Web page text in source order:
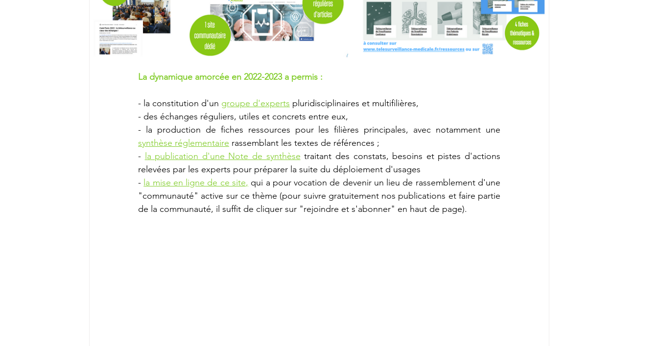
La dynamique amorcée en 2022-2023 a permis :
- la constitution d'un groupe d'experts pluridisciplinaires et multifilières,
- des échanges réguliers, utiles et concrets entre eux,
synthèse réglementaire rassemblant les textes de références ;
- la publication d'une Note de synthèse traitant des constats, besoins et pistes d'actions
relevées par les experts pour préparer la suite du déploiement d'usages
- la mise en ligne de ce site, qui a pour vocation de devenir un lieu de rassemblement d'une
"communauté" active sur ce thème (pour suivre gratuitement nos publications et faire partie
de la communauté, il suffit de cliquer sur "rejoindre et s'abonner" en haut de page).